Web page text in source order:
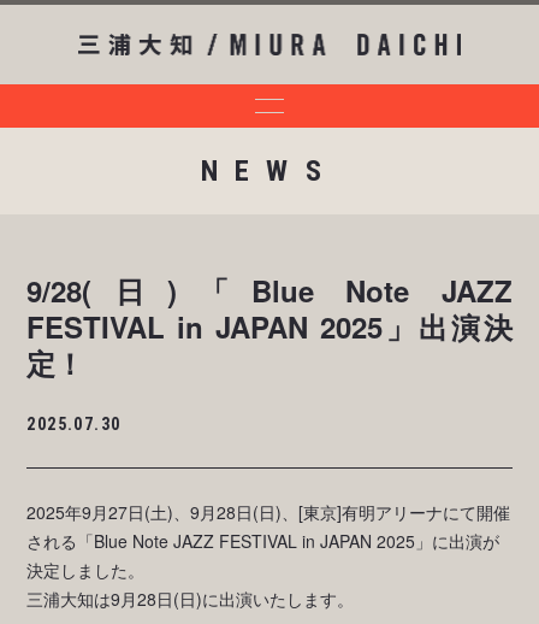
NEWS
9/28(日)「Blue Note JAZZ
FESTIVAL in JAPAN 2025」出演決
定！
2025.07.30
2025年9月27日(土)、9月28日(日)、[東京]有明アリーナにて開催
される「Blue Note JAZZ FESTIVAL in JAPAN 2025」に出演が
決定しました。
三浦大知は9月28日(日)に出演いたします。